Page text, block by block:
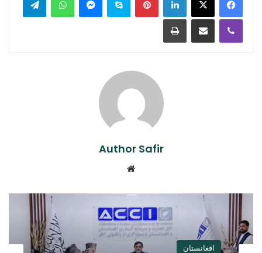
Viber
Share via Email
Print
Author Safir
افغانستان